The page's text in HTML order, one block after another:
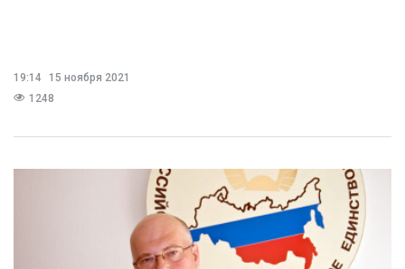
19:14
15 ноября 2021
1248